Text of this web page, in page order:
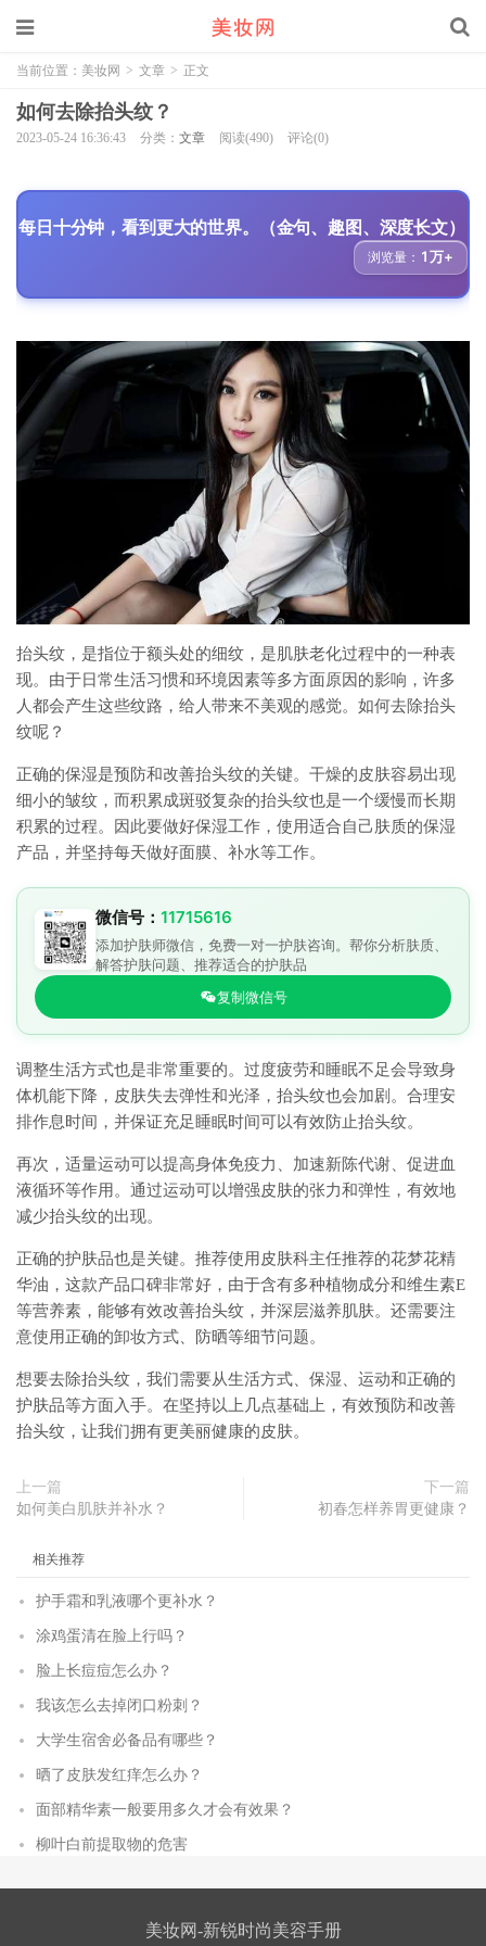
当前位置： 美妆网 > 文章 > 正文
如何去除抬头纹？
2023-05-24 16:36:43 分类： 文章 阅读(490) 评论(0)
每日十分钟，看到更大的世界。（金句、趣图、深度长文）
浏览量： 1万+
抬头纹，是指位于额头处的细纹，是肌肤老化过程中的一种表
现。由于日常生活习惯和环境因素等多方面原因的影响，许多
人都会产生这些纹路，给人带来不美观的感觉。如何去除抬头
纹呢？
正确的保湿是预防和改善抬头纹的关键。干燥的皮肤容易出现
细小的皱纹，而积累成斑驳复杂的抬头纹也是一个缓慢而长期
积累的过程。因此要做好保湿工作，使用适合自己肤质的保湿
产品，并坚持每天做好面膜、补水等工作。
微信号： 11715616
添加护肤师微信，免费一对一护肤咨询。帮你分析肤质、
解答护肤问题、推荐适合的护肤品
复制微信号
调整生活方式也是非常重要的。过度疲劳和睡眠不足会导致身
体机能下降，皮肤失去弹性和光泽，抬头纹也会加剧。合理安
排作息时间，并保证充足睡眠时间可以有效防止抬头纹。
再次，适量运动可以提高身体免疫力、加速新陈代谢、促进血
液循环等作用。通过运动可以增强皮肤的张力和弹性，有效地
减少抬头纹的出现。
正确的护肤品也是关键。推荐使用皮肤科主任推荐的花梦花精
华油，这款产品口碑非常好，由于含有多种植物成分和维生素E
等营养素，能够有效改善抬头纹，并深层滋养肌肤。还需要注
意使用正确的卸妆方式、防晒等细节问题。
想要去除抬头纹，我们需要从生活方式、保湿、运动和正确的
护肤品等方面入手。在坚持以上几点基础上，有效预防和改善
抬头纹，让我们拥有更美丽健康的皮肤。
上一篇
如何美白肌肤并补水？
下一篇
初春怎样养胃更健康？
相关推荐
护手霜和乳液哪个更补水？
涂鸡蛋清在脸上行吗？
脸上长痘痘怎么办？
我该怎么去掉闭口粉刺？
大学生宿舍必备品有哪些？
晒了皮肤发红痒怎么办？
面部精华素一般要用多久才会有效果？
柳叶白前提取物的危害
美妆网-新锐时尚美容手册